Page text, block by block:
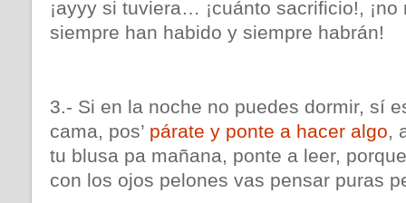
¡ayyy si tuviera… ¡cuánto sacrificio!, ¡no
siempre han habido y siempre habrán!
3.- Si en la noche no puedes dormir, sí
cama, pos’ párate y ponte a hacer algo,
tu blusa pa mañana, ponte a leer,
con los ojos pelones vas pensar puras